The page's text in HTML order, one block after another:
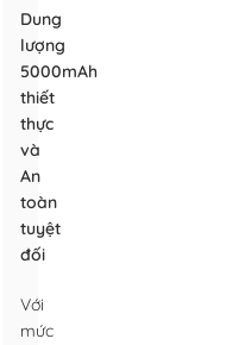
Dung
lượng
5000mAh
thiết
thực
và
An
toàn
tuyệt
đối
Với
mức